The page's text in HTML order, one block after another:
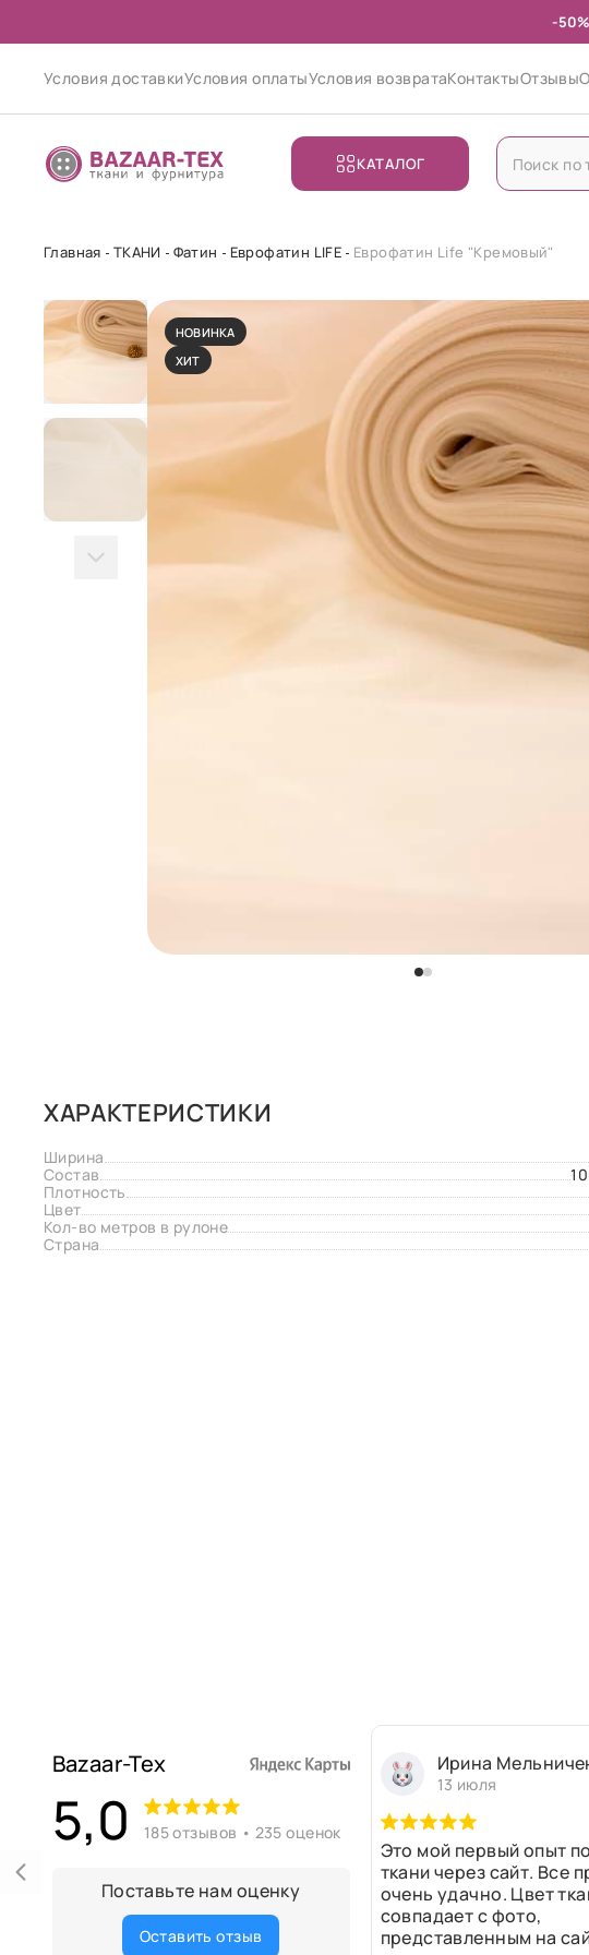
-
Условия доставкиУсловия оплатыУсловия возвратаКонтактыОтзывы
КАТАЛОГ
Главная ТКАНИ Фатин Еврофатин LIFE Еврофатин Life "Кремовый"
НОВИНКА
ХИТ
ХАРАКТЕРИСТИКИ
Ширина
Состав
Плотность
Цвет
Кол-во метров в рулоне
Страна
Bazaar-Tex
5,0 185 отзывов • 235 оценок
Поставьте нам оценку
Оставить отзыв
Ирина
13 июля
Это мой первый опыт
ткани через сайт. Все
очень удачно. Цвет
совпадает с фото,
представленным на